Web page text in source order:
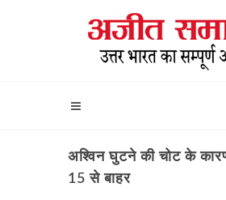
अश्विन घुटने की चोट के
15 से बाहर